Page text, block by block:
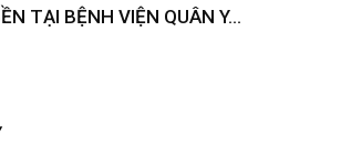
TẠI BỆNH VIỆN QUÂN Y...